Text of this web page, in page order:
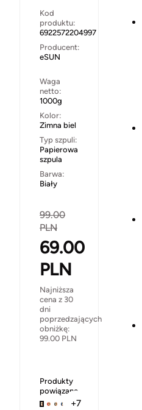
Kod
produktu:
6922572204997
Producent:
eSUN
Waga
netto:
1000g
Kolor:
Zimna biel
Typ szpuli:
Papierowa
szpula
Barwa:
Biały
99.00
PLN
69.00
PLN
Najniższa
cena z 30
dni
poprzedzających
obniżkę:
99.00 PLN
Produkty
powiązane
+7